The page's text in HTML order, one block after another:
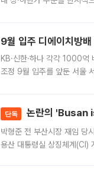
9월 입주 디에이치방
KB·신한·하나 각각 1000억
조정 9월 입주를 앞둔 서울
단독 논란의 'Busan
박형준 전 부산시장 재임 당
용산 대통령실 상징체계(CI)